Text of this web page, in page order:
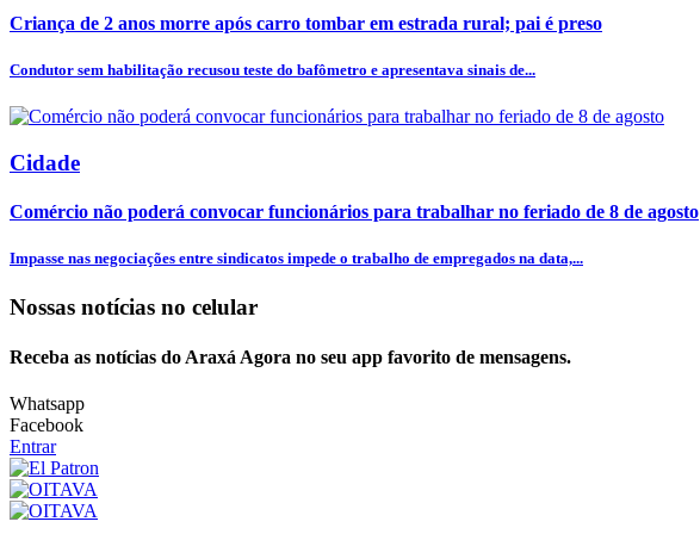
Criança de 2 anos morre após carro tombar em estrada rural; pai é preso
Condutor sem habilitação recusou teste do bafômetro e apresentava sinais de...
Cidade
Comércio não poderá convocar funcionários para trabalhar no feriado de 8 de agosto
Impasse nas negociações entre sindicatos impede o trabalho de empregados na data,...
Nossas notícias no celular
Receba as notícias do Araxá Agora no seu app favorito de mensagens.
Whatsapp
Facebook
Entrar